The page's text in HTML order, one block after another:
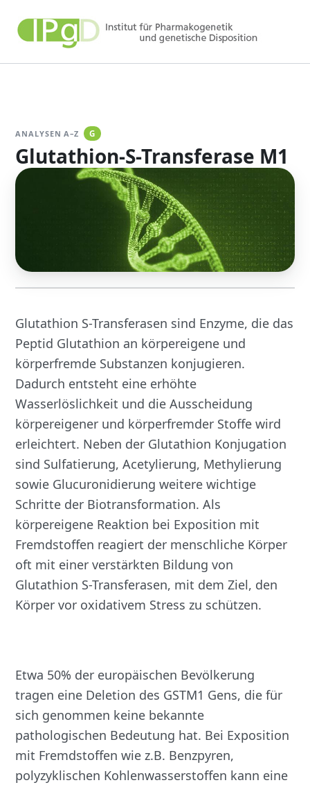
Inhalt
springen
ANALYSEN A–Z G
Glutathion-S-Transferase M1
Glutathion S-Transferasen sind Enzyme, die das
Peptid Glutathion an körpereigene und
körperfremde Substanzen konjugieren.
Dadurch entsteht eine erhöhte
Wasserlöslichkeit und die Ausscheidung
körpereigener und körperfremder Stoffe wird
erleichtert. Neben der Glutathion Konjugation
sind Sulfatierung, Acetylierung, Methylierung
sowie Glucuronidierung weitere wichtige
Schritte der Biotransformation. Als
körpereigene Reaktion bei Exposition mit
Fremdstoffen reagiert der menschliche Körper
oft mit einer verstärkten Bildung von
Glutathion S-Transferasen, mit dem Ziel, den
Körper vor oxidativem Stress zu schützen.
Etwa 50% der europäischen Bevölkerung
tragen eine Deletion des GSTM1 Gens, die für
sich genommen keine bekannte
pathologischen Bedeutung hat. Bei Exposition
mit Fremdstoffen wie z.B. Benzpyren,
polyzyklischen Kohlenwasserstoffen kann eine